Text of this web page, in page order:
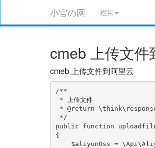
小官の网 栏目
cmeb 上传文件
cmeb 上传文件到阿里云
/**
* 上传文件
* @return
*/
public function
{
$aliyunOss =